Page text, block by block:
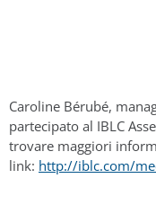
Caroline Bérubé,
partecipato al IBLC
trovare maggiori
link: http://iblc.com/